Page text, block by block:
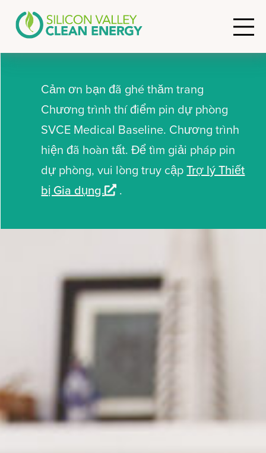
Cảm ơn bạn đã ghé thăm trang
Chương trình thí điểm pin dự phòng
SVCE Medical Baseline. Chương trình
hiện đã hoàn tất. Để tìm giải pháp pin
dự phòng, vui lòng truy cậpTrợ lý Thiết
bị Gia dụng.
.